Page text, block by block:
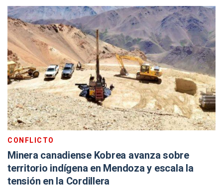
CONFLICTO
Minera canadiense Kobrea avanza sobre
territorio indígena en Mendoza y escala la
tensión en la Cordillera